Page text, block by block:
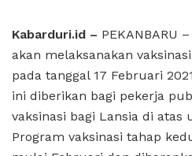
Kabarduri.id – PEKANBARU
akan melaksanakan
pada tanggal 17 Februari
ini diberikan bagi pekerja
vaksinasi bagi Lansia di atas
Program vaksinasi tahap